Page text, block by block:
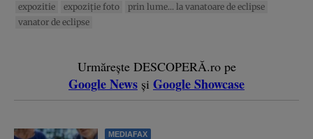
expozitie
expoziţie foto
prin lume... la vanatoare de eclipse
vanator de eclipse
Urmărește DESCOPERĂ.ro pe
Google News și Google Showcase
MEDIAFAX